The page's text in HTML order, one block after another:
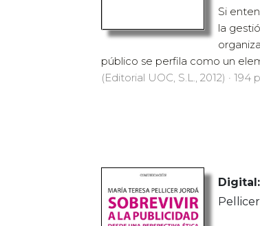
Si
la
público se perfila como un
(Editorial UOC, S.L., 2012) · 194
Digital: